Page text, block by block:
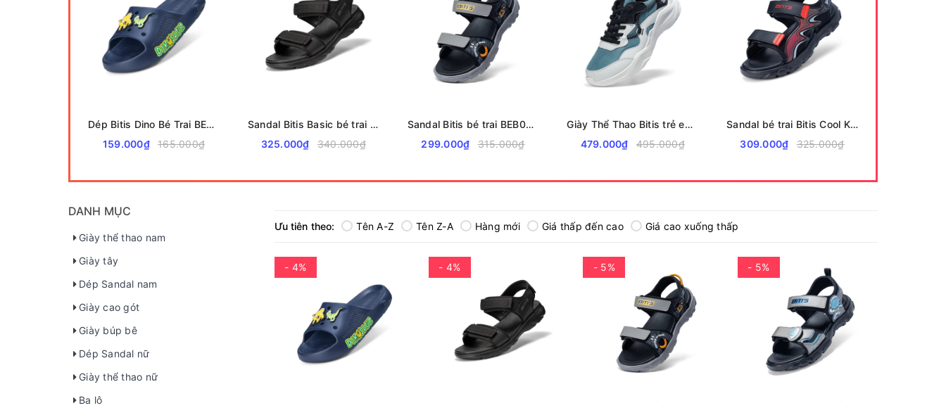
Dép Bitis Dino Bé Trai BEB008700
159.000₫
165.000₫
Sandal Bitis Basic bé trai BEB008000
325.000₫
340.000₫
Sandal Bitis bé trai BEB005900
299.000₫
315.000₫
Giày Thể Thao Bitis trẻ em BSB009000
479.000₫
495.000₫
Sandal bé trai Bitis Cool Kids BEB008100
309.000₫
325.000₫
Ưu tiên theo: Tên A-Z Tên Z-A Hàng mới Giá thấp đến cao Giá cao xuống thấp
- 4% - 4% - 5% - 5%
DANH MỤC
Giày thể thao nam
Giày tây
Dép Sandal nam
Giày cao gót
Giày búp bê
Dép Sandal nữ
Giày thể thao nữ
Ba lô